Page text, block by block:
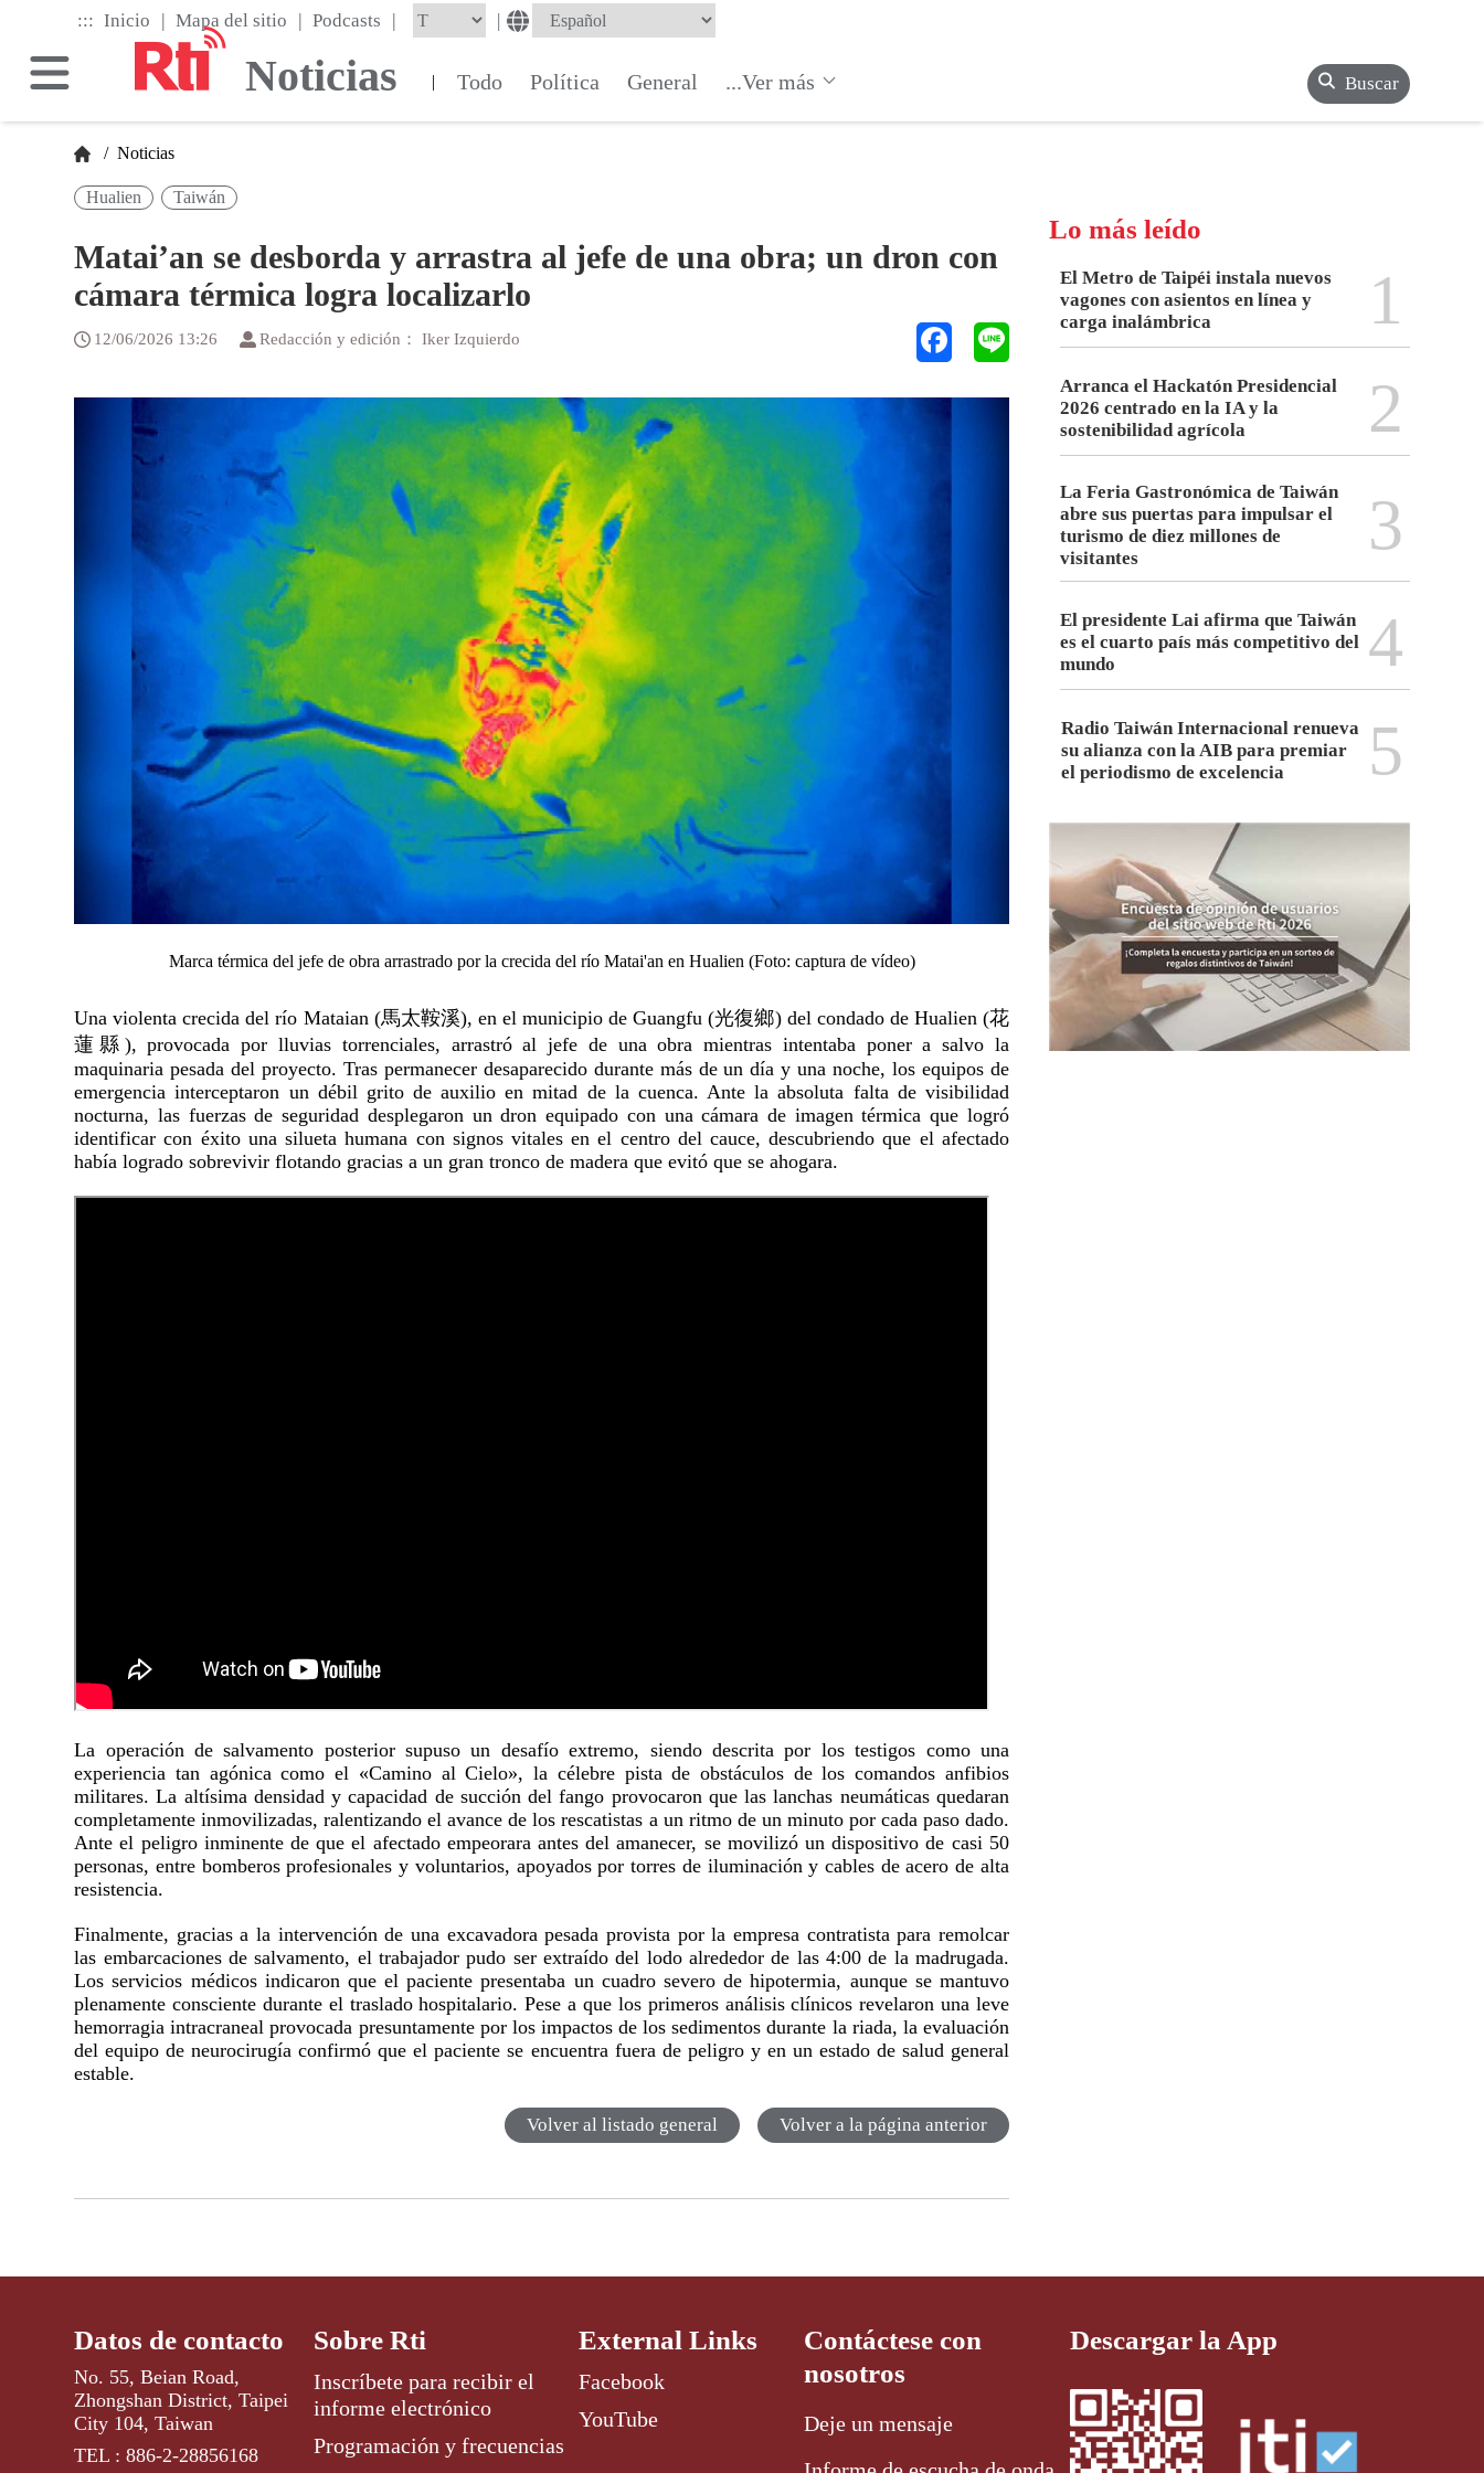
main
content
::: Inicio | Mapa del sitio | Podcasts | |
Noticias | Todo Política General ...Ver más Buscar
/ Noticias
Hualien Taiwán
Matai’an se desborda y arrastra al jefe de una obra; un dron con
cámara térmica logra localizarlo
12/06/2026 13:26 Redacción y edición： Iker Izquierdo
Marca térmica del jefe de obra arrastrado por la crecida del río Matai'an en Hualien (Foto: captura de vídeo)
Una violenta crecida del río Mataian (馬太鞍溪), en el municipio de Guangfu (光復鄉) del condado de Hualien (花
蓮縣), provocada por lluvias torrenciales, arrastró al jefe de una obra mientras intentaba poner a salvo la
maquinaria pesada del proyecto. Tras permanecer desaparecido durante más de un día y una noche, los equipos de
emergencia interceptaron un débil grito de auxilio en mitad de la cuenca. Ante la absoluta falta de visibilidad
nocturna, las fuerzas de seguridad desplegaron un dron equipado con una cámara de imagen térmica que logró
identificar con éxito una silueta humana con signos vitales en el centro del cauce, descubriendo que el afectado
había logrado sobrevivir flotando gracias a un gran tronco de madera que evitó que se ahogara.
La operación de salvamento posterior supuso un desafío extremo, siendo descrita por los testigos como una
experiencia tan agónica como el «Camino al Cielo», la célebre pista de obstáculos de los comandos anfibios
militares. La altísima densidad y capacidad de succión del fango provocaron que las lanchas neumáticas quedaran
completamente inmovilizadas, ralentizando el avance de los rescatistas a un ritmo de un minuto por cada paso dado.
Ante el peligro inminente de que el afectado empeorara antes del amanecer, se movilizó un dispositivo de casi 50
personas, entre bomberos profesionales y voluntarios, apoyados por torres de iluminación y cables de acero de alta
resistencia.
Finalmente, gracias a la intervención de una excavadora pesada provista por la empresa contratista para remolcar
las embarcaciones de salvamento, el trabajador pudo ser extraído del lodo alrededor de las 4:00 de la madrugada.
Los servicios médicos indicaron que el paciente presentaba un cuadro severo de hipotermia, aunque se mantuvo
plenamente consciente durante el traslado hospitalario. Pese a que los primeros análisis clínicos revelaron una leve
hemorragia intracraneal provocada presuntamente por los impactos de los sedimentos durante la riada, la evaluación
del equipo de neurocirugía confirmó que el paciente se encuentra fuera de peligro y en un estado de salud general
estable.
Volver al listado general Volver a la página anterior
Lo más leído
El Metro de Taipéi instala nuevos
vagones con asientos en línea y
carga inalámbrica
1
Arranca el Hackatón Presidencial
2026 centrado en la IA y la
sostenibilidad agrícola
2
La Feria Gastronómica de Taiwán
abre sus puertas para impulsar el
turismo de diez millones de
visitantes
3
El presidente Lai afirma que Taiwán
es el cuarto país más competitivo del
mundo
4
Radio Taiwán Internacional renueva
su alianza con la AIB para premiar
el periodismo de excelencia
5
Datos de contacto
No. 55, Beian Road,
Zhongshan District, Taipei
City 104, Taiwan
TEL : 886-2-28856168
Sobre Rti
Inscríbete para recibir el
informe electrónico
Programación y frecuencias
External Links
Facebook
YouTube
Contáctese con
nosotros
Deje un mensaje
Descargar la App